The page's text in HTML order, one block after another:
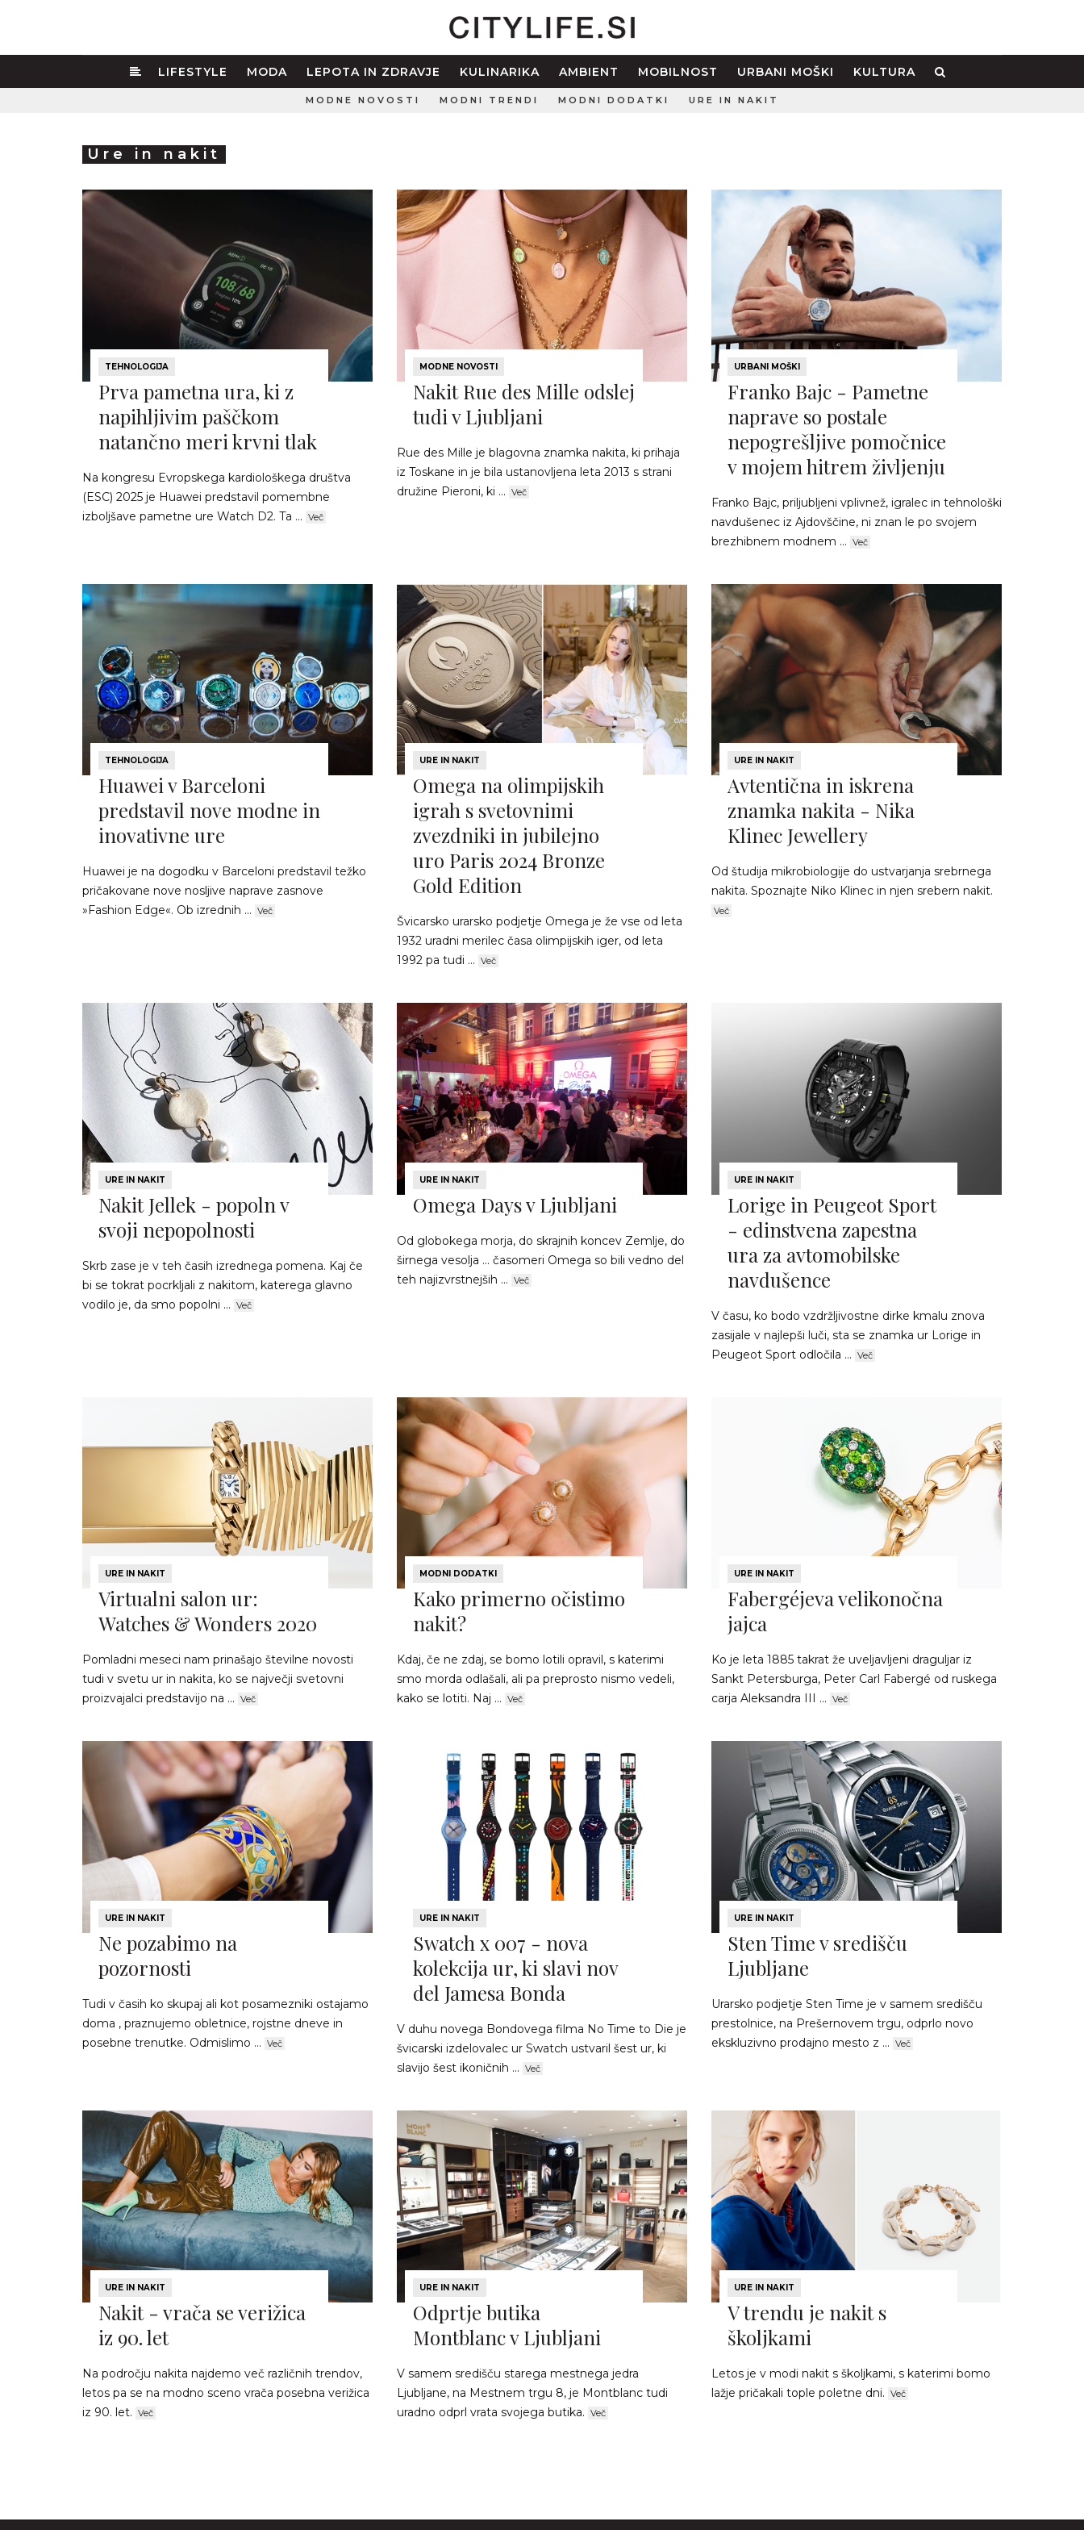
LIFESTYLE MODA LEPOTA IN ZDRAVJE KULINARIKA AMBIENT MOBILNOST URBANI MOŠKI KULTURA
MODNE NOVOSTI MODNI TRENDI MODNI DODATKI URE IN NAKIT
Ure in nakit
TEHNOLOGIJA
Prva pametna ura, ki z
napihljivim paščkom
natančno meri krvni tlak
Na kongresu Evropskega kardiološkega društva
(ESC) 2025 je Huawei predstavil pomembne
izboljšave pametne ure Watch D2. Ta ... Več
MODNE NOVOSTI
Nakit Rue des Mille odslej
tudi v Ljubljani
Rue des Mille je blagovna znamka nakita, ki prihaja
iz Toskane in je bila ustanovljena leta 2013 s strani
družine Pieroni, ki ... Več
URBANI MOŠKI
Franko Bajc - Pametne
naprave so postale
nepogrešljive pomočnice
v mojem hitrem življenju
Franko Bajc, priljubljeni vplivnež, igralec in tehnološki
navdušenec iz Ajdovščine, ni znan le po svojem
brezhibnem modnem ... Več
TEHNOLOGIJA
Huawei v Barceloni
predstavil nove modne in
inovativne ure
Huawei je na dogodku v Barceloni predstavil težko
pričakovane nove nosljive naprave zasnove
»Fashion Edge«. Ob izrednih ... Več
URE IN NAKIT
Omega na olimpijskih
igrah s svetovnimi
zvezdniki in jubilejno
uro Paris 2024 Bronze
Gold Edition
Švicarsko urarsko podjetje Omega je že vse od leta
1932 uradni merilec časa olimpijskih iger, od leta
1992 pa tudi ... Več
URE IN NAKIT
Avtentična in iskrena
znamka nakita - Nika
Klinec Jewellery
Od študija mikrobiologije do ustvarjanja srebrnega
nakita. Spoznajte Niko Klinec in njen srebern nakit.
Več
URE IN NAKIT
Nakit Jellek - popoln v
svoji nepopolnosti
Skrb zase je v teh časih izrednega pomena. Kaj če
bi se tokrat pocrkljali z nakitom, katerega glavno
vodilo je, da smo popolni ... Več
URE IN NAKIT
Omega Days v Ljubljani
Od globokega morja, do skrajnih koncev Zemlje, do
širnega vesolja ... časomeri Omega so bili vedno del
teh najizvrstnejših ... Več
URE IN NAKIT
Lorige in Peugeot Sport
- edinstvena zapestna
ura za avtomobilske
navdušence
V času, ko bodo vzdržljivostne dirke kmalu znova
zasijale v najlepši luči, sta se znamka ur Lorige in
Peugeot Sport odločila ... Več
URE IN NAKIT
Virtualni salon ur:
Watches & Wonders 2020
Pomladni meseci nam prinašajo številne novosti
tudi v svetu ur in nakita, ko se največji svetovni
proizvajalci predstavijo na ... Več
MODNI DODATKI
Kako primerno očistimo
nakit?
Kdaj, če ne zdaj, se bomo lotili opravil, s katerimi
smo morda odlašali, ali pa preprosto nismo vedeli,
kako se lotiti. Naj ... Več
URE IN NAKIT
Fabergéjeva velikonočna
jajca
Ko je leta 1885 takrat že uveljavljeni draguljar iz
Sankt Petersburga, Peter Carl Fabergé od ruskega
carja Aleksandra III ... Več
URE IN NAKIT
Ne pozabimo na
pozornosti
Tudi v časih ko skupaj ali kot posamezniki ostajamo
doma , praznujemo obletnice, rojstne dneve in
posebne trenutke.​ Odmislimo ... Več
URE IN NAKIT
Swatch x 007 - nova
kolekcija ur, ki slavi nov
del Jamesa Bonda
V duhu novega Bondovega filma No Time to Die je
švicarski izdelovalec ur Swatch ustvaril šest ur, ki
slavijo šest ikoničnih ... Več
URE IN NAKIT
Sten Time v središču
Ljubljane
Urarsko podjetje Sten Time je v samem središču
prestolnice, na Prešernovem trgu, odprlo novo
ekskluzivno prodajno mesto z ... Več
URE IN NAKIT
Nakit - vrača se verižica
iz 90. let
Na področju nakita najdemo več različnih trendov,
letos pa se na modno sceno vrača posebna verižica
iz 90. let. Več
URE IN NAKIT
Odprtje butika
Montblanc v Ljubljani
V samem središču starega mestnega jedra
Ljubljane, na Mestnem trgu 8, je Montblanc tudi
uradno odprl vrata svojega butika. Več
URE IN NAKIT
V trendu je nakit s
školjkami
Letos je v modi nakit s školjkami, s katerimi bomo
lažje pričakali tople poletne dni. Več